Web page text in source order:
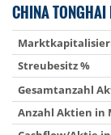
CHINA TONGHAI
Streubesitz %
Gesamtanzahl
Anzahl Aktien in